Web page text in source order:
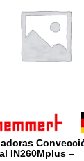
IN260Mplus –